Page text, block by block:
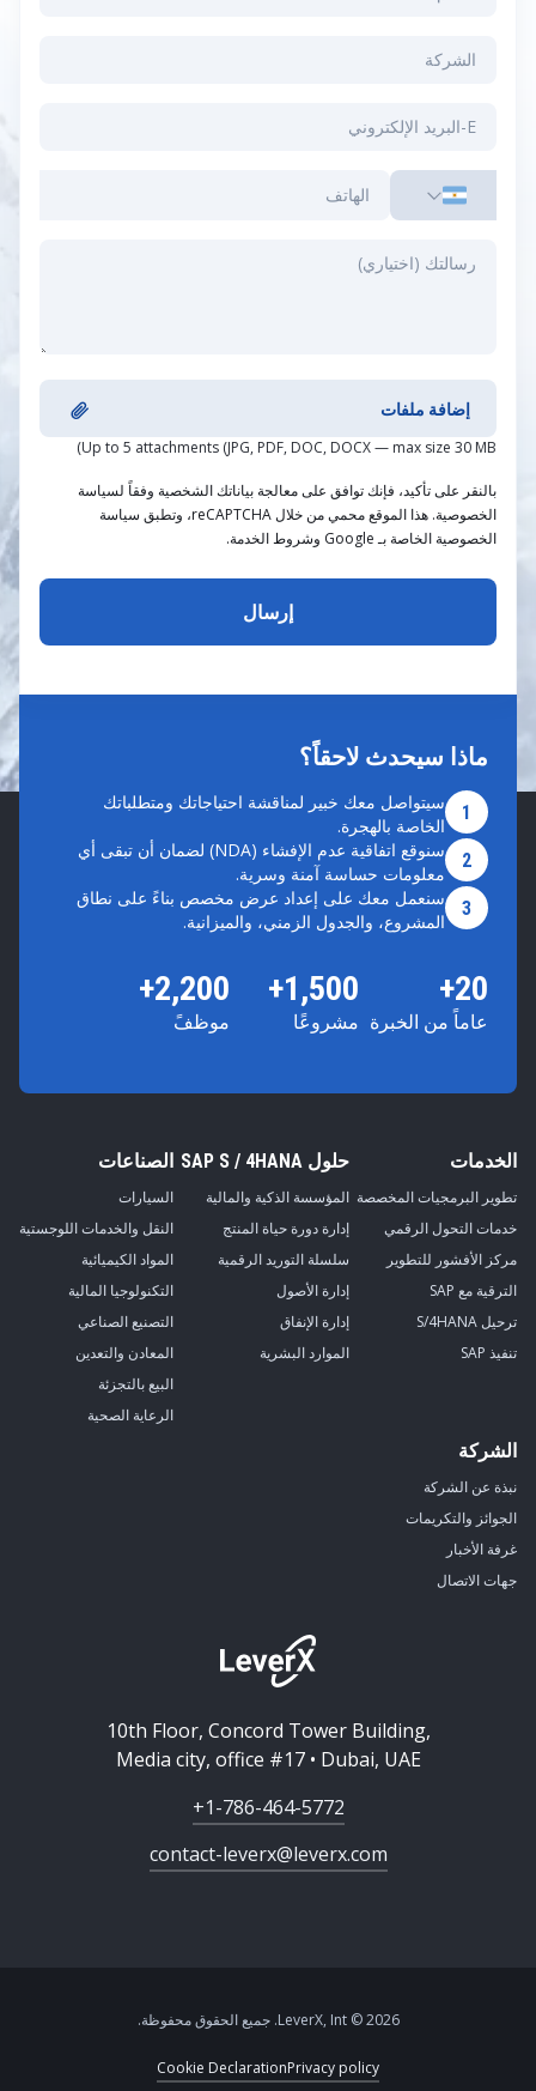
ماذا سيحدث لاحقاً؟
1
سيتواصل معك خبير لمناقشة احتياجاتك ومتطلباتك
الخاصة بالهجرة.
2
سنوقع اتفاقية عدم الإفشاء (NDA) لضمان أن تبقى أي
معلومات حساسة آمنة وسرية.
3
سنعمل معك على إعداد عرض مخصص بناءً على نطاق
المشروع، والجدول الزمني، والميزانية.
20+
عاماً من الخبرة
1,500+
مشروعًا
2,200+
موظفً
إضافة ملفات
Up to 5 attachments (JPG, PDF, DOC, DOCX — max size 30 MB)
بالنقر على تأكيد، فإنك توافق على معالجة بياناتك الشخصية وفقاً لسياسة
الخصوصية. هذا الموقع محمي من خلال reCAPTCHA، وتطبق سياسة
الخصوصية الخاصة بـ Google وشروط الخدمة.
الخدمات
تطوير البرمجيات المخصصة
خدمات التحول الرقمي
مركز الأفشور للتطوير
الترقية مع SAP
ترحيل S/4HANA
تنفيذ SAP
حلول SAP S / 4HANA
المؤسسة الذكية والمالية
إدارة دورة حياة المنتج
سلسلة التوريد الرقمية
إدارة الأصول
إدارة الإنفاق
الموارد البشرية
الصناعات
السيارات
النقل والخدمات اللوجستية
المواد الكيميائية
التكنولوجيا المالية
التصنيع الصناعي
المعادن والتعدين
البيع بالتجزئة
الرعاية الصحية
الشركة
نبذة عن الشركة
الجوائز والتكريمات
غرفة الأخبار
جهات الاتصال
10th Floor, Concord Tower Building,
Media city, office #17 • Dubai, UAE
+1-786-464-5772
contact-leverx@leverx.com
2026 © LeverX, Int. جميع الحقوق محفوظة.
Privacy policy
Cookie Declaration